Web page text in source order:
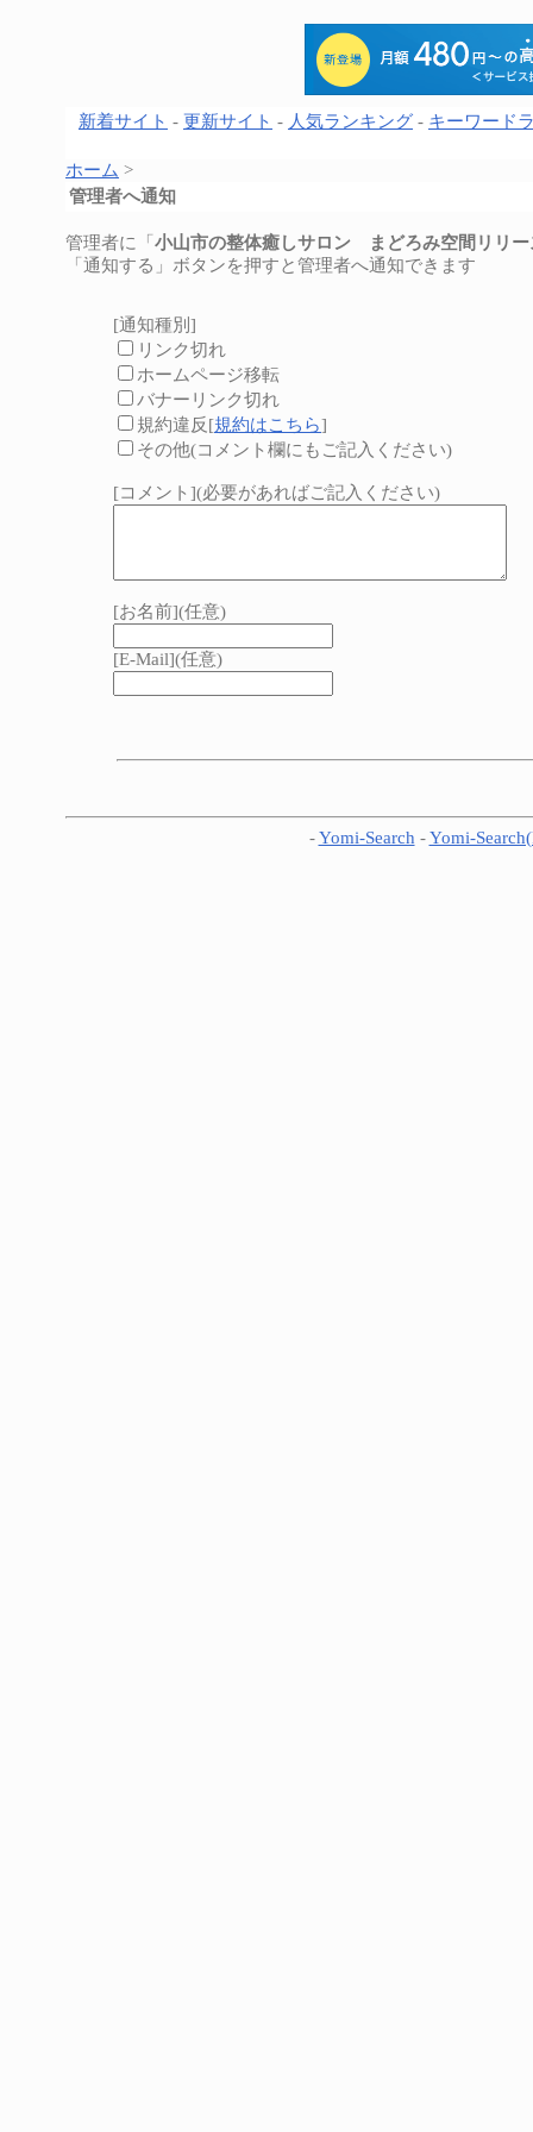
新着サイト - 更新サイト - 人気ランキング - キーワード
ホーム >
管理者へ通知
管理者に「小山市の整体癒しサロン まどろみ空間リリー
「通知する」ボタンを押すと管理者へ通知できます
[通知種別]
リンク切れ
ホームページ移転
バナーリンク切れ
規約違反[規約はこちら]
その他(コメント欄にもご記入ください)
[コメント](必要があればご記入ください)
[お名前](任意)
[E-Mail](任意)
-Yomi-Search -Yomi-